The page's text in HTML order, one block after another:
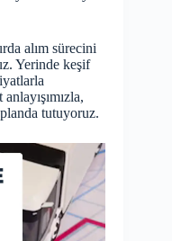
alım sürecini
Yerinde keşif
tutuyoruz.